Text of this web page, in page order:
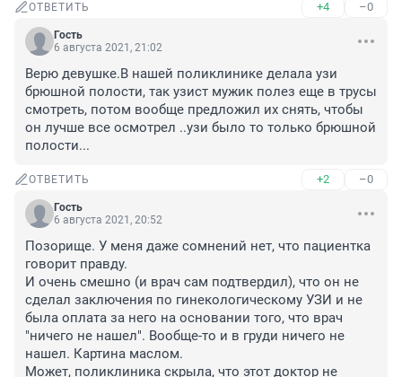
ОТВЕТИТЬ +4 –0
Гость
6 августа 2021, 21:02
Верю девушке.В нашей поликлинике делала узи
брюшной полости, так узист мужик полез еще в трусы
смотреть, потом вообще предложил их снять, чтобы
он лучше все осмотрел ..узи было то только брюшной
полости...
ОТВЕТИТЬ +2 –0
Гость
6 августа 2021, 20:52
Позорище. У меня даже сомнений нет, что пациентка
говорит правду.
И очень смешно (и врач сам подтвердил), что он не
сделал заключения по гинекологическому УЗИ и не
была оплата за него на основании того, что врач
"ничего не нашел". Вообще-то и в груди ничего не
нашел. Картина маслом.
Может, поликлиника скрыла, что этот доктор не